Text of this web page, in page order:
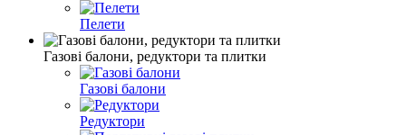
Пелети
Газові балони, редуктори та плитки
Газові балони
Редуктори